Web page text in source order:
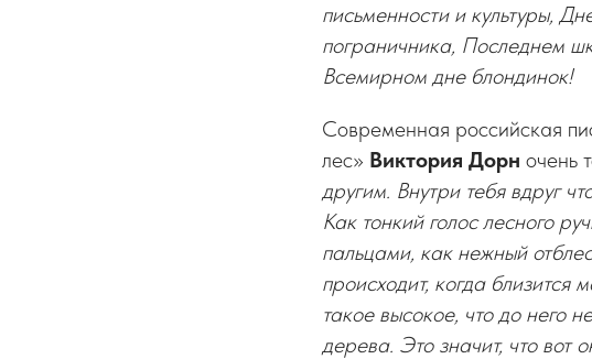
письменности и культуры,
пограничника, Последнем
Всемирном дне блондинок!
Современная российская
лес» Виктория Дорн очень
другим. Внутри тебя вдруг
Как тонкий голос лесного
пальцами, как нежный
происходит, когда
такое высокое, что до него
дерева. Это значит, что вот